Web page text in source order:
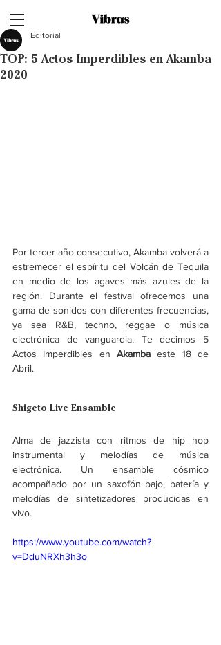
TOP: 5 Actos Imperdibles en Akamba
2020
Editorial
Por tercer año consecutivo, Akamba volverá a
estremecer el espíritu del Volcán de Tequila
en medio de los agaves más azules de la
región. Durante el festival ofrecemos una
gama de sonidos con diferentes frecuencias,
ya sea R&B, techno, reggae o música
electrónica de vanguardia. Te decimos 5
Actos Imperdibles en Akamba este 18 de
Abril.
Shigeto Live Ensamble
Alma de jazzista con ritmos de hip hop
instrumental y melodías de música
electrónica. Un ensamble cósmico
acompañado por un saxofón bajo, batería y
melodías de sintetizadores producidas en
vivo.
https://www.youtube.com/watch?
v=DduNRXh3h3o